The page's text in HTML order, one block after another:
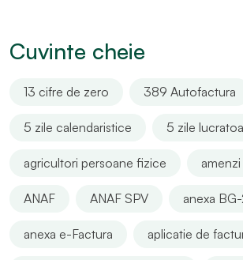
Cuvinte cheie
13 cifre de zero 389 Autofactura
5 zile calendaristice 5 zile
agricultori persoane fizice
ANAF ANAF SPV anexa
anexa e-Factura aplicatie de